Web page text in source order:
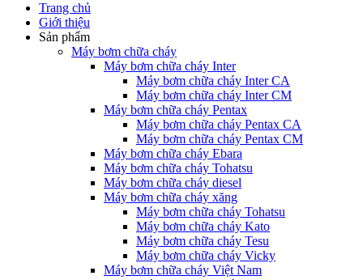
Trang chủ
Giới thiệu
Sản phẩm
Máy bơm chữa cháy
Máy bơm chữa cháy Inter
Máy bơm chữa cháy Inter CA
Máy bơm chữa cháy Inter CM
Máy bơm chữa cháy Pentax
Máy bơm chữa cháy Pentax CA
Máy bơm chữa cháy Pentax CM
Máy bơm chữa cháy Ebara
Máy bơm chữa cháy Tohatsu
Máy bơm chữa cháy diesel
Máy bơm chữa cháy xăng
Máy bơm chữa cháy Tohatsu
Máy bơm chữa cháy Kato
Máy bơm chữa cháy Tesu
Máy bơm chữa cháy Vicky
Máy bơm chữa cháy Việt Nam